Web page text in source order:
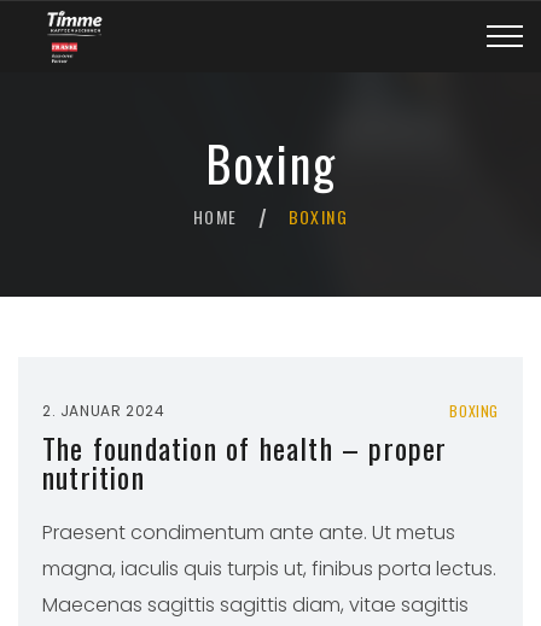
Boxing
HOME / BOXING
2. JANUAR 2024 BOXING
The foundation of health – proper
nutrition
Praesent condimentum ante ante. Ut metus
magna, iaculis quis turpis ut, finibus porta lectus.
Maecenas sagittis sagittis diam, vitae sagittis